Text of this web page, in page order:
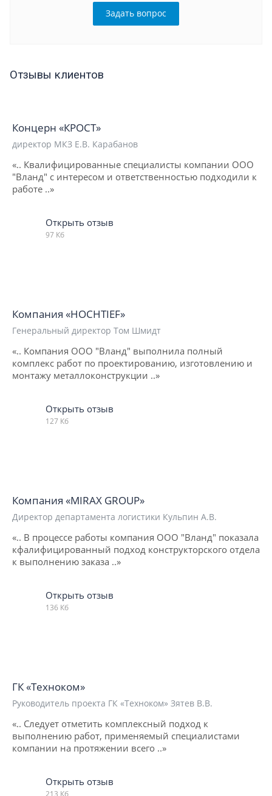
Задать вопрос
Отзывы клиентов
Концерн «КРОСТ»
директор МКЗ Е.В. Карабанов
«.. Квалифицированные специалисты компании ООО
"Вланд" с интересом и ответственностью подходили к
работе ..»
Открыть отзыв
97 Кб
Компания «HOCHTIEF»
Генеральный директор Том Шмидт
«.. Компания ООО "Вланд" выполнила полный
комплекс работ по проектированию, изготовлению и
монтажу металлоконструкции ..»
Открыть отзыв
127 Кб
Компания «MIRAX GROUP»
Директор департамента логистики Кульпин А.В.
«.. В процессе работы компания ООО "Вланд" показала
кфалифицированный подход конструкторского отдела
к выполнению заказа ..»
Открыть отзыв
136 Кб
ГК «Техноком»
Руководитель проекта ГК «Техноком» Зятев В.В.
«.. Следует отметить комплексный подход к
выполнению работ, применяемый специалистами
компании на протяжении всего ..»
Открыть отзыв
213 Кб